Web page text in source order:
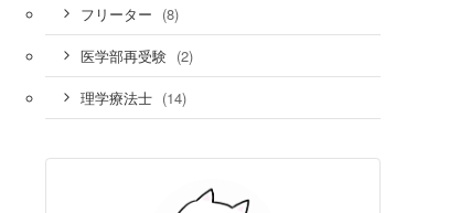
フリーター (8)
医学部再受験 (2)
理学療法士 (14)